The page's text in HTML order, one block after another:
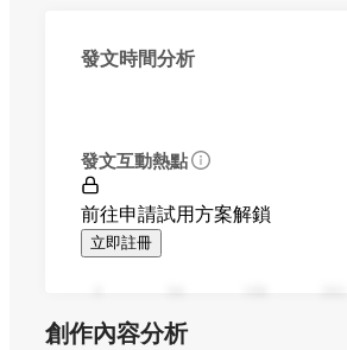
發文時間分析
發文互動熱點
前往申請試用方案解鎖
立即註冊
創作內容分析